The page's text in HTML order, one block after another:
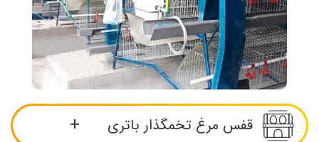
قفس مرغ تخمگذار باتری